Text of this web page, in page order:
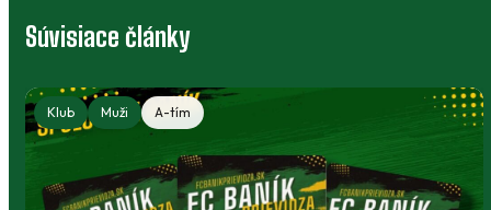
Súvisiace články
Klub Muži